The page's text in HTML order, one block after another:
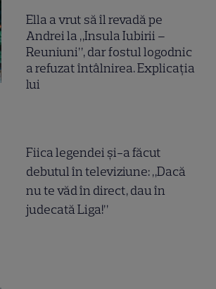
Ella a vrut să îl revadă pe
Andrei la „Insula Iubirii –
Reuniuni”, dar fostul logodnic
a refuzat întâlnirea. Explicația
lui
Fiica legendei și-a făcut
debutul în televiziune: „Dacă
nu te văd în direct, dau în
judecată Liga!”